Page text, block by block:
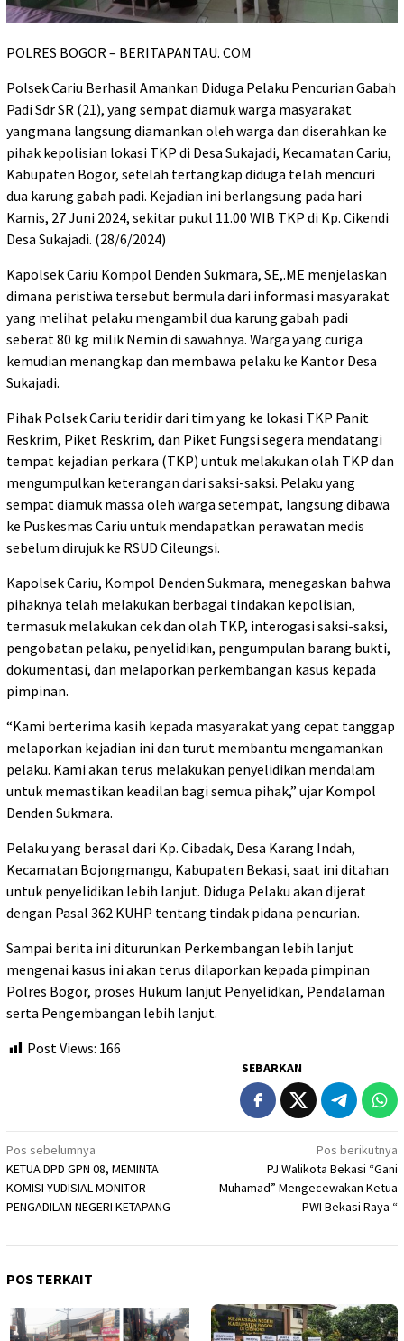
POLRES BOGOR – BERITAPANTAU. COM
Polsek Cariu Berhasil Amankan Diduga Pelaku Pencurian Gabah
Padi Sdr SR (21), yang sempat diamuk warga masyarakat
yangmana langsung diamankan oleh warga dan diserahkan ke
pihak kepolisian lokasi TKP di Desa Sukajadi, Kecamatan Cariu,
Kabupaten Bogor, setelah tertangkap diduga telah mencuri
dua karung gabah padi. Kejadian ini berlangsung pada hari
Kamis, 27 Juni 2024, sekitar pukul 11.00 WIB TKP di Kp. Cikendi
Desa Sukajadi. (28/6/2024)
Kapolsek Cariu Kompol Denden Sukmara, SE,.ME menjelaskan
dimana peristiwa tersebut bermula dari informasi masyarakat
yang melihat pelaku mengambil dua karung gabah padi
seberat 80 kg milik Nemin di sawahnya. Warga yang curiga
kemudian menangkap dan membawa pelaku ke Kantor Desa
Sukajadi.
Pihak Polsek Cariu teridir dari tim yang ke lokasi TKP Panit
Reskrim, Piket Reskrim, dan Piket Fungsi segera mendatangi
tempat kejadian perkara (TKP) untuk melakukan olah TKP dan
mengumpulkan keterangan dari saksi-saksi. Pelaku yang
sempat diamuk massa oleh warga setempat, langsung dibawa
ke Puskesmas Cariu untuk mendapatkan perawatan medis
sebelum dirujuk ke RSUD Cileungsi.
Kapolsek Cariu, Kompol Denden Sukmara, menegaskan bahwa
pihaknya telah melakukan berbagai tindakan kepolisian,
termasuk melakukan cek dan olah TKP, interogasi saksi-saksi,
pengobatan pelaku, penyelidikan, pengumpulan barang bukti,
dokumentasi, dan melaporkan perkembangan kasus kepada
pimpinan.
“Kami berterima kasih kepada masyarakat yang cepat tanggap
melaporkan kejadian ini dan turut membantu mengamankan
pelaku. Kami akan terus melakukan penyelidikan mendalam
untuk memastikan keadilan bagi semua pihak,” ujar Kompol
Denden Sukmara.
Pelaku yang berasal dari Kp. Cibadak, Desa Karang Indah,
Kecamatan Bojongmangu, Kabupaten Bekasi, saat ini ditahan
untuk penyelidikan lebih lanjut. Diduga Pelaku akan dijerat
dengan Pasal 362 KUHP tentang tindak pidana pencurian.
Sampai berita ini diturunkan Perkembangan lebih lanjut
mengenai kasus ini akan terus dilaporkan kepada pimpinan
Polres Bogor, proses Hukum lanjut Penyelidkan, Pendalaman
serta Pengembangan lebih lanjut.
Post Views: 166
SEBARKAN
Navigasi
pos
Pos sebelumnya
KETUA DPD GPN 08, MEMINTA
KOMISI YUDISIAL MONITOR
PENGADILAN NEGERI KETAPANG
Pos berikutnya
PJ Walikota Bekasi “Gani
Muhamad” Mengecewakan Ketua
PWI Bekasi Raya “
POS TERKAIT